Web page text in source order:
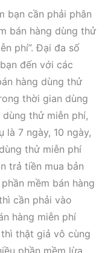
bạn cần phải phân
bán hàng dùng thử
phí”. Đại đa số
đến với các
hàng dùng thử
thời gian dùng
thử miễn phí,
7 ngày, 10 ngày,
thử miễn phí
trả tiền mua bản
mềm bán hàng
cần phải vào
hàng miễn phí
thật giả vô cùng
phần mềm lừa